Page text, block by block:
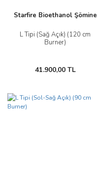
Starfire Bioethanol Şömine
L Tipi (Sağ Açık) (120 cm
Burner)
41.900,00 TL